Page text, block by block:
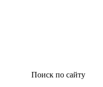
Поиск по сайту